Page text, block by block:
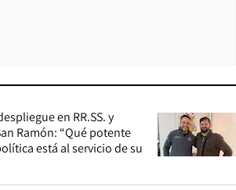
en RR.SS. y
Ramón: “Qué potente
está al servicio de su